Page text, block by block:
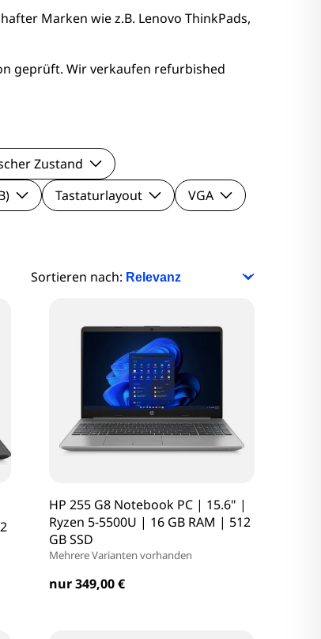
Marken wie z.B. Lenovo ThinkPads,
geprüft. Wir verkaufen refurbished
Zustand
Tastaturlayout
VGA
Sortieren nach:
HP 255 G8 Notebook PC | 15.6" |
Ryzen 5-5500U | 16 GB RAM | 512
GB SSD
Mehrere Varianten vorhanden
nur 349,00 €